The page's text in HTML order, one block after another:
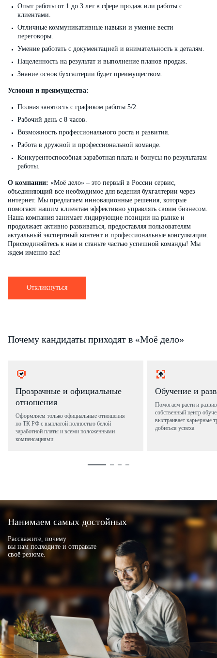
Опыт работы от 1 до 3 лет в сфере продаж или работы с
клиентами.
Отличные коммуникативные навыки и умение вести
переговоры.
Умение работать с документацией и внимательность к деталям.
Нацеленность на результат и выполнение планов продаж.
Знание основ бухгалтерии будет преимуществом.
Условия и преимущества:
Полная занятость с графиком работы 5/2.
Рабочий день с 8 часов.
Возможность профессионального роста и развития.
Работа в дружной и профессиональной команде.
Конкурентоспособная заработная плата и бонусы по результатам
работы.
О компании: «Моё дело» – это первый в России сервис,
объединяющий все необходимое для ведения бухгалтерии через
интернет. Мы предлагаем инновационные решения, которые
помогают нашим клиентам эффективно управлять своим бизнесом.
Наша компания занимает лидирующие позиции на рынке и
продолжает активно развиваться, предоставляя пользователям
актуальный экспертный контент и профессиональные консультации.
Присоединяйтесь к нам и станьте частью успешной команды! Мы
ждем именно вас!
Откликнуться
Почему кандидаты приходят в «Моё дело»
Прозрачные и официальные
отношения
Оформляем только официальные отношения
по ТК РФ с выплатой полностью белой
заработной платы и всеми положенными
компенсациями
Обучение и
Помогаем расти и
собственный центр
выстраивает карьерные
добиться успеха
Нанимаем самых достойных
Расскажите, почему
вы нам подходите и отправьте
своё резюме.